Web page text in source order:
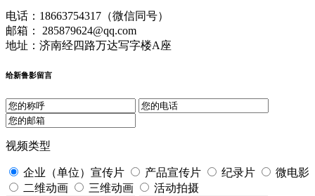
电话：18663754317（微信同号）
邮箱： 285879624@qq.com
地址：济南经四路万达写字楼A座
给新鲁影留言
视频类型
企业（单位）宣传片 产品宣传片 纪录片
微电影
二维动画
三维动画 活动拍摄